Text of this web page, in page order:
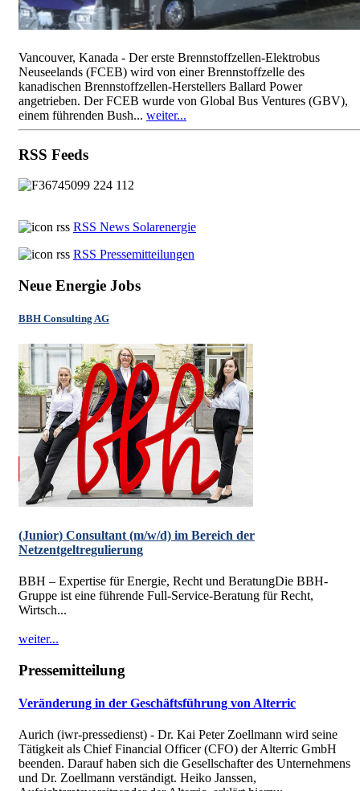
Vancouver, Kanada - Der erste Brennstoffzellen-Elektrobus
Neuseelands (FCEB) wird von einer Brennstoffzelle des
kanadischen Brennstoffzellen-Herstellers Ballard Power
angetrieben. Der FCEB wurde von Global Bus Ventures (GBV),
einem führenden Bush... weiter...
RSS Feeds
RSS News Solarenergie
RSS Pressemitteilungen
Neue Energie Jobs
BBH Consulting AG
(Junior) Consultant (m/w/d) im Bereich der
Netzentgeltregulierung
BBH – Expertise für Energie, Recht und BeratungDie BBH-
Gruppe ist eine führende Full-Service-Beratung für Recht,
Wirtsch...
weiter...
Pressemitteilung
Veränderung in der Geschäftsführung von Alterric
Aurich (iwr-pressedienst) - Dr. Kai Peter Zoellmann wird seine
Tätigkeit als Chief Financial Officer (CFO) der Alterric GmbH
beenden. Darauf haben sich die Gesellschafter des Unternehmens
und Dr. Zoellmann verständigt. Heiko Janssen,